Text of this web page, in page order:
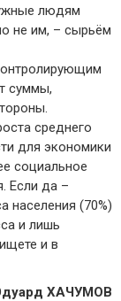
людям
не им, – сырьём
суммы,
среднего
для экономики
социальное
Если да –
населения (70%)
и лишь
и в
ХАЧУМОВ